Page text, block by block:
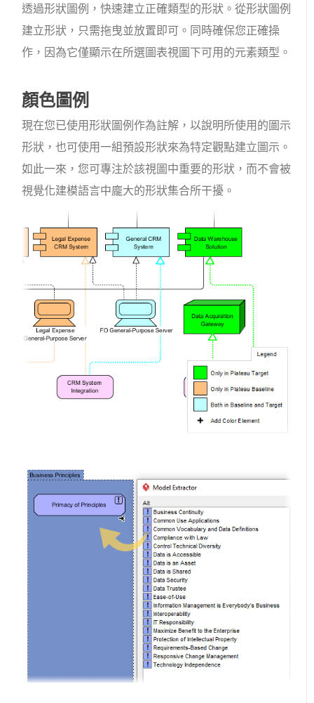
透過形狀圖例，快速建立正確類型的形狀。從形狀圖例
建立形狀，只需拖曳並放置即可。同時確保您正確操
作，因為它僅顯示在所選圖表視圖下可用的元素類型。
顏色圖例
現在您已使用形狀圖例作為註解，以說明所使用的圖示
形狀，也可使用一組預設形狀來為特定觀點建立圖示。
如此一來，您可專注於該視圖中重要的形狀，而不會被
視覺化建模語言中龐大的形狀集合所干擾。